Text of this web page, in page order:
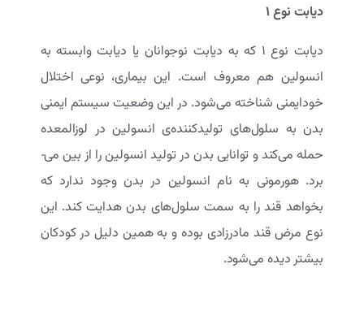
دیابت نوع ۱
دیابت نوع ۱ که به دیابت نوجوانان یا دیابت وابسته به
انسولین هم معروف است. این بیماری، نوعی اختلال
خودایمنی شناخته می‌شود. در این وضعیت سیستم ایمنی
بدن به سلول‌­های تولیدکننده‌­ی انسولین در لوزالمعده
حمله می‌­کند و توانایی بدن در تولید انسولین را از بین می‌­
برد. هورمونی به نام انسولین در بدن وجود ندارد که
بخواهد قند را به سمت سلول‌های بدن هدایت کند. این
نوع مرض قند مادرزادی بوده و به همین دلیل در کودکان
بیشتر دیده می‌شود.